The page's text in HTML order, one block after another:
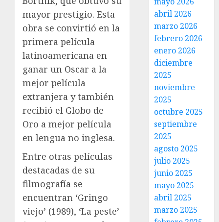
mayor prestigio. Esta
obra se convirtió en la
primera película
latinoamericana en
ganar un Oscar a la
mejor película
extranjera y también
recibió el Globo de
Oro a mejor película
en lengua no inglesa.
Entre otras películas
destacadas de su
filmografía se
encuentran ‘Gringo
viejo’ (1989), ‘La peste’
abril 2026
marzo 2026
febrero 2026
enero 2026
diciembre
2025
noviembre
2025
octubre 2025
septiembre
2025
agosto 2025
julio 2025
junio 2025
mayo 2025
abril 2025
marzo 2025